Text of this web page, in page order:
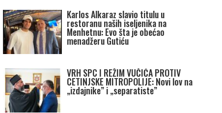
Karlos Alkaraz slavio titulu u
restoranu naših iseljenika na
Menhetnu: Evo šta je obećao
menadžeru Gutiću
VRH SPC I REŽIM VUČIĆA PROTIV
CETINJSKE MITROPOLIJE: Novi lov na
„izdajnike” i „separatiste”